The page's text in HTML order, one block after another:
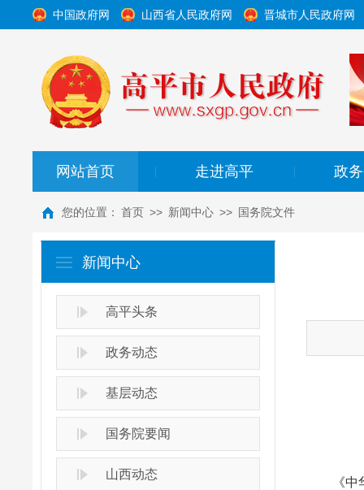
中国政府网 山西省人民政府网 晋城市人民政府网
网站首页 走进高平 政
您的位置： 首页 >> 新闻中心 >> 国务院文件
新闻中心
高平头条
政务动态
基层动态
国务院要闻
山西动态
《